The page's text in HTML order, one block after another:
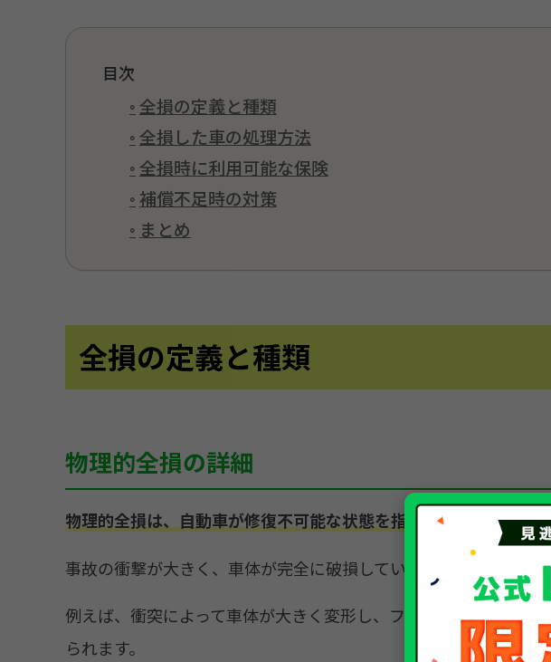
目次
全損の定義と種類
全損した車の処理方法
全損時に利用可能な保険
補償不足時の対策
まとめ
全損の定義と種類
物理的全損の詳細
物理的全損は、自動車が修復不可能な状態を指します。
事故の衝撃が大きく、車体が完全に破損している場合です。
例えば、衝突によって車体が大きく変形し、フレームやシャシー
られます。